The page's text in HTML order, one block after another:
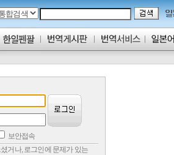
보안접속
거나, 로그인에 문제가 있는